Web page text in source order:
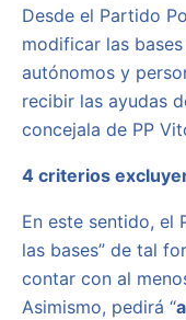
Desde el Partido
modificar las
autónomos y
recibir las ayudas
concejala de PP
4 criterios
En este sentido, el
las bases” de tal
contar con al
Asimismo, pedirá “